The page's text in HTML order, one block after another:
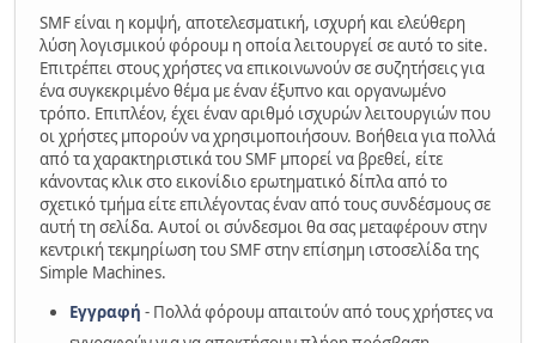
SMF είναι η κομψή, αποτελεσματική, ισχυρή και ελεύθερη
λύση λογισμικού φόρουμ η οποία λειτουργεί σε αυτό το site.
Επιτρέπει στους χρήστες να επικοινωνούν σε συζητήσεις για
ένα συγκεκριμένο θέμα με έναν έξυπνο και οργανωμένο
τρόπο. Επιπλέον, έχει έναν αριθμό ισχυρών λειτουργιών που
οι χρήστες μπορούν να χρησιμοποιήσουν. Βοήθεια για πολλά
από τα χαρακτηριστικά του SMF μπορεί να βρεθεί, είτε
κάνοντας κλικ στο εικονίδιο ερωτηματικό δίπλα από το
σχετικό τμήμα είτε επιλέγοντας έναν από τους συνδέσμους σε
αυτή τη σελίδα. Αυτοί οι σύνδεσμοι θα σας μεταφέρουν στην
κεντρική τεκμηρίωση του SMF στην επίσημη ιστοσελίδα της
Simple Machines.
Εγγραφή - Πολλά φόρουμ απαιτούν από τους χρήστες να